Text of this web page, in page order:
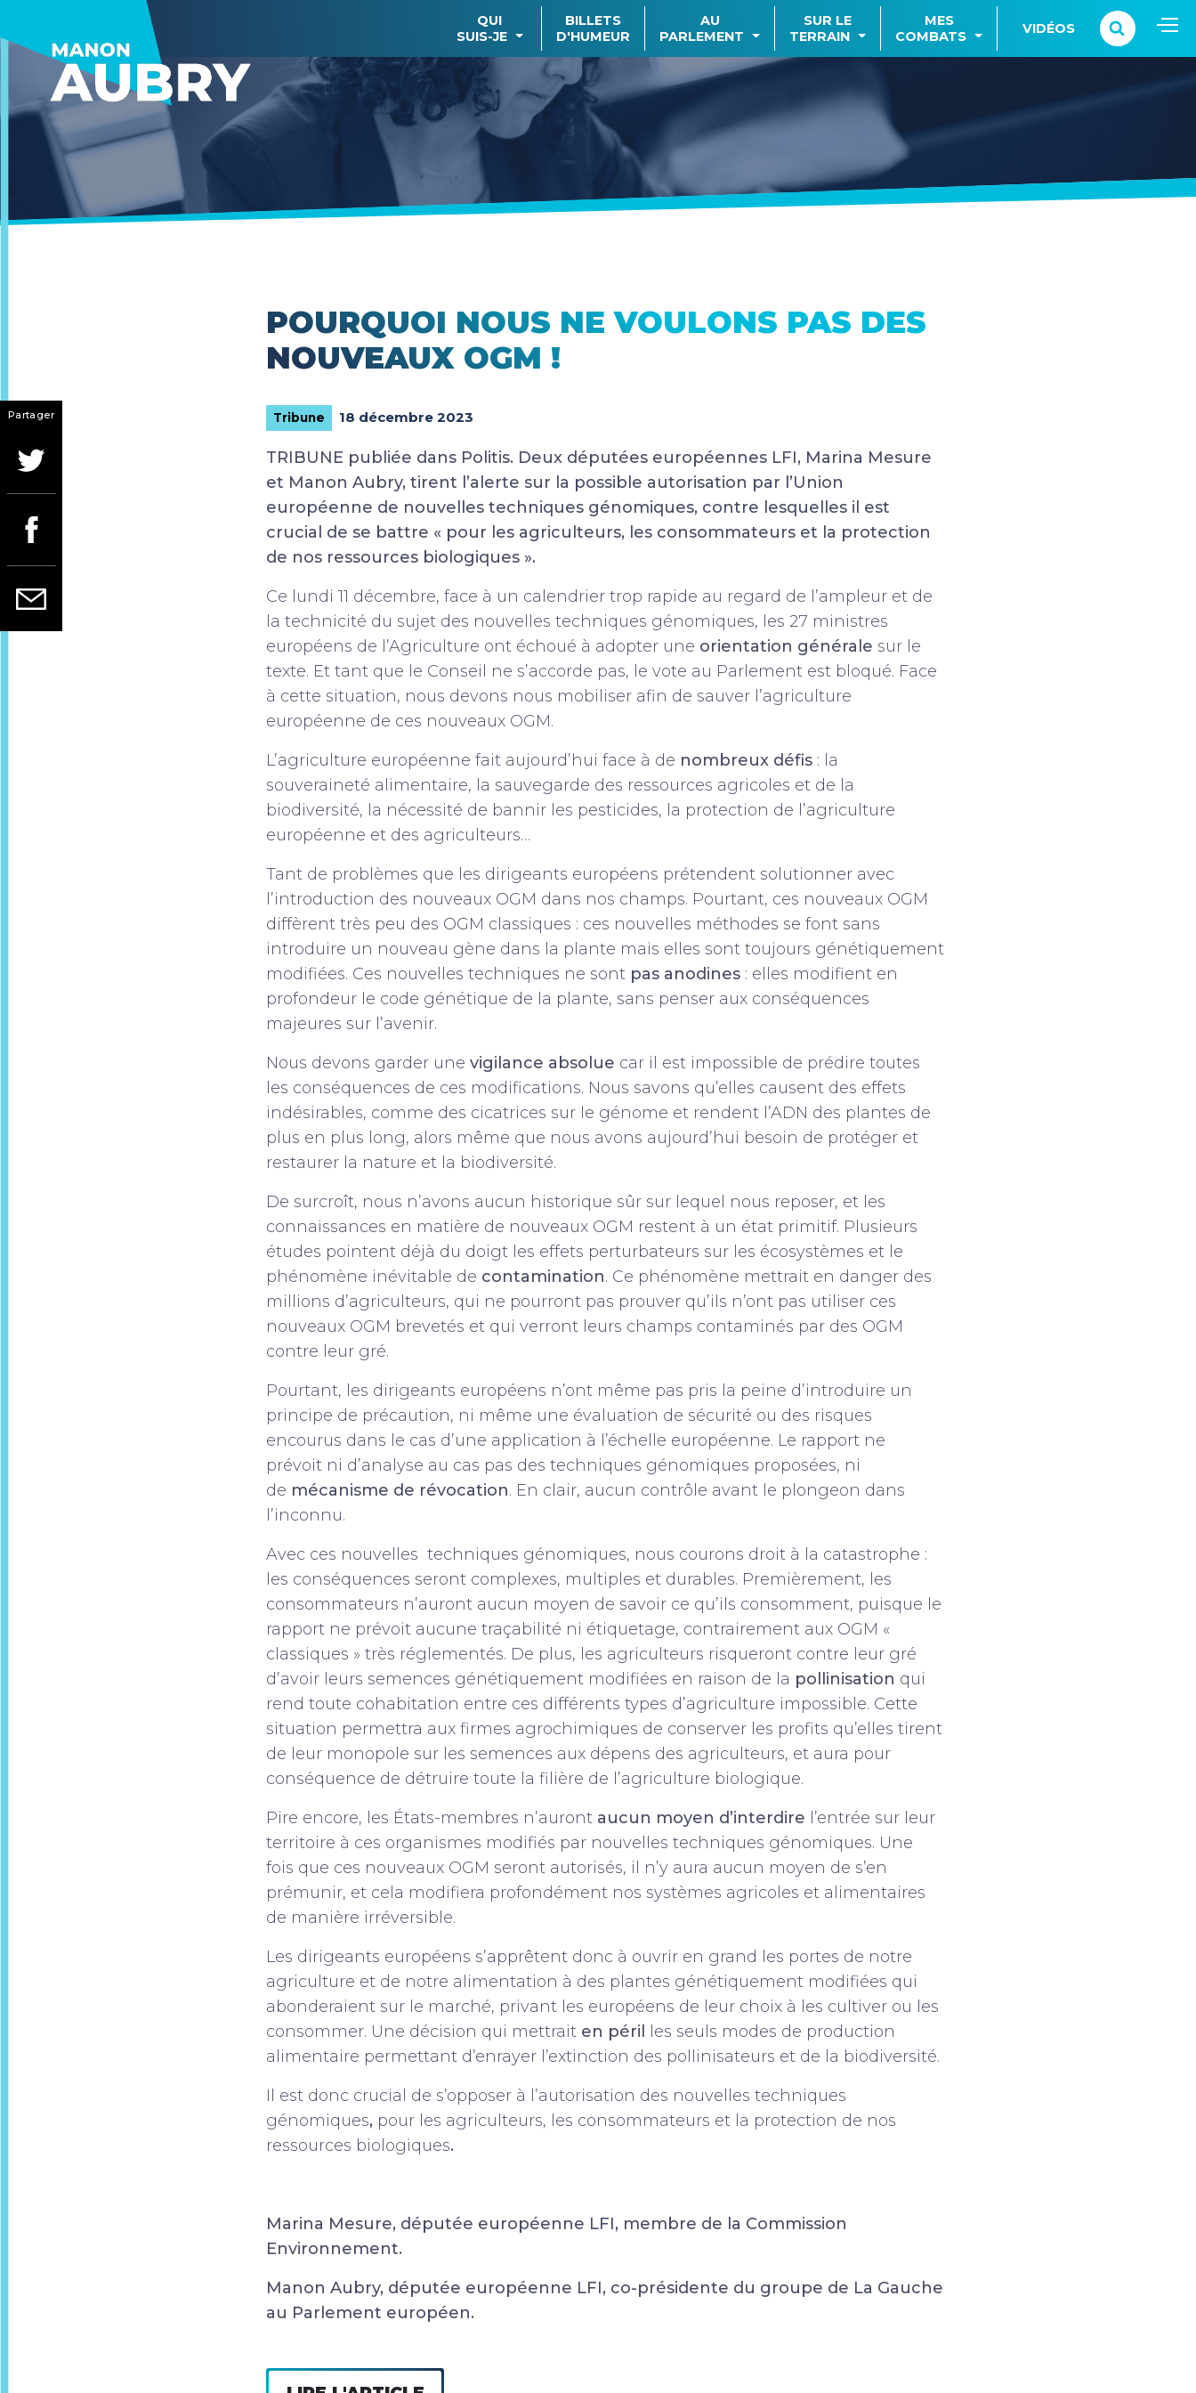
QUI
SUIS-JE
BILLETS
D'HUMEUR
AU
PARLEMENT
SUR LE
TERRAIN
MES
COMBATS
VIDÉOS
Partager
POURQUOI NOUS NE VOULONS PAS DES
NOUVEAUX OGM !
Tribune 18 décembre 2023
TRIBUNE publiée dans Politis. Deux députées européennes LFI, Marina Mesure
et Manon Aubry, tirent l’alerte sur la possible autorisation par l’Union
européenne de nouvelles techniques génomiques, contre lesquelles il est
crucial de se battre « pour les agriculteurs, les consommateurs et la protection
de nos ressources biologiques ».
Ce lundi 11 décembre, face à un calendrier trop rapide au regard de l’ampleur et de
la technicité du sujet des nouvelles techniques génomiques, les 27 ministres
européens de l’Agriculture ont échoué à adopter une orientation générale sur le
texte. Et tant que le Conseil ne s’accorde pas, le vote au Parlement est bloqué. Face
à cette situation, nous devons nous mobiliser afin de sauver l’agriculture
européenne de ces nouveaux OGM.
L’agriculture européenne fait aujourd’hui face à de nombreux défis : la
souveraineté alimentaire, la sauvegarde des ressources agricoles et de la
biodiversité, la nécessité de bannir les pesticides, la protection de l’agriculture
européenne et des agriculteurs…
Tant de problèmes que les dirigeants européens prétendent solutionner avec
l’introduction des nouveaux OGM dans nos champs. Pourtant, ces nouveaux OGM
diffèrent très peu des OGM classiques : ces nouvelles méthodes se font sans
introduire un nouveau gène dans la plante mais elles sont toujours génétiquement
modifiées. Ces nouvelles techniques ne sont pas anodines : elles modifient en
profondeur le code génétique de la plante, sans penser aux conséquences
majeures sur l’avenir.
Nous devons garder unevigilance absolue car il est impossible de prédire toutes
les conséquences de ces modifications. Nous savons qu’elles causent des effets
indésirables, comme des cicatrices sur le génome et rendent l’ADN des plantes de
plus en plus long, alors même que nous avons aujourd’hui besoin de protéger et
restaurer la nature et la biodiversité.
De surcroît, nous n’avons aucun historique sûr sur lequel nous reposer, et les
connaissances en matière de nouveaux OGM restent à un état primitif. Plusieurs
études pointent déjà du doigt les effets perturbateurs sur les écosystèmes et le
phénomène inévitable de contamination. Ce phénomène mettrait en danger des
millions d’agriculteurs, qui ne pourront pas prouver qu’ils n’ont pas utiliser ces
nouveaux OGM brevetés et qui verront leurs champs contaminés par des OGM
contre leur gré.
Pourtant, les dirigeants européens n’ont même pas pris la peine d’introduire un
principe de précaution, ni même une évaluation de sécurité ou des risques
encourus dans le cas d’une application à l’échelle européenne. Le rapport ne
prévoit ni d’analyse au cas pas des techniques génomiques proposées, ni
de mécanisme de révocation. En clair, aucun contrôle avant le plongeon dans
l’inconnu.
Avec ces nouvelles techniques génomiques, nous courons droit à la catastrophe :
les conséquences seront complexes, multiples et durables. Premièrement, les
consommateurs n’auront aucun moyen de savoir ce qu’ils consomment, puisque le
rapport ne prévoit aucune traçabilité ni étiquetage, contrairement aux OGM «
classiques » très réglementés. De plus, les agriculteurs risqueront contre leur gré
d’avoir leurs semences génétiquement modifiées en raison de la pollinisation qui
rend toute cohabitation entre ces différents types d’agriculture impossible. Cette
situation permettra aux firmes agrochimiques de conserver les profits qu’elles tirent
de leur monopole sur les semences aux dépens des agriculteurs, et aura pour
conséquence de détruire toute la filière de l’agriculture biologique.
Pire encore, les États-membres n’auront aucun moyen d’interdire l’entrée sur leur
territoire à ces organismes modifiés par nouvelles techniques génomiques. Une
fois que ces nouveaux OGM seront autorisés, il n’y aura aucun moyen de s’en
prémunir, et cela modifiera profondément nos systèmes agricoles et alimentaires
de manière irréversible.
Les dirigeants européens s’apprêtent donc à ouvrir en grand les portes de notre
agriculture et de notre alimentation à des plantes génétiquement modifiées qui
abonderaient sur le marché, privant les européens de leur choix à les cultiver ou les
consommer. Une décision qui mettrait en péril
les seuls modes de production
alimentaire permettant d’enrayer l’extinction des pollinisateurs et de la biodiversité.
Il est donc crucial de s’opposer à l’autorisation des nouvelles techniques
génomiques, pour les agriculteurs, les consommateurs et la protection de nos
ressources biologiques.
Marina Mesure, députée européenne LFI, membre de la Commission
Environnement.
Manon Aubry, députée européenne LFI, co-présidente du groupe de La Gauche
au Parlement européen.